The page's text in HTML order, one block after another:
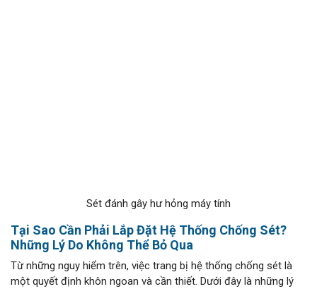
Sét đánh gây hư hỏng máy tính
Tại Sao Cần Phải Lắp Đặt Hệ Thống Chống Sét?
Những Lý Do Không Thể Bỏ Qua
Từ những nguy hiểm trên, việc trang bị hệ thống chống sét là
một quyết định khôn ngoan và cần thiết. Dưới đây là những lý